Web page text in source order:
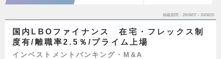
掲載期間 26/08/07～26/08/20
国内LBOファイナンス 在宅・フレックス制
度有/離職率2.5％/プライム上場
インベストメントバンキング・M&A